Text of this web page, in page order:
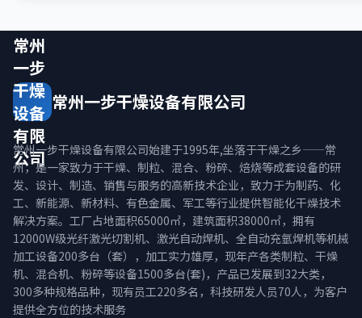
常州
一步
干燥
设备
有限
公司
常州一步干燥设备有限公司
常州一步干燥设备有限公司始建于1995年,坐落于干燥之乡——常
州，是一家致力于干燥、制粒、混合、粉碎、焙烧等成套设备的研
发、设计、制造、销售与服务的高新技术企业，致力于为制药、化
工、新能源、新材料、有色金属、军工等行业提供智能化干燥技术
解决方案。工厂占地面积65000㎡，建筑面积38000㎡，拥有
12000W级光纤激光切割机、激光自动焊机、全自动充氩焊机等机械
加工设备200多台（套），加工实力雄厚，现年产各类制粒、干燥
机、混合机、粉碎等设备1500多台(套)，产品已发展到32大类，
300多种规格品种，现有员工220多名，科技研发人员70人，为客户
提供全方位的技术服务